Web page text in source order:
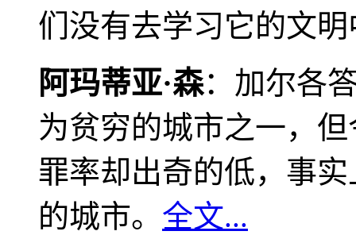
们没有去学习它的文
阿玛蒂亚·森：加尔各
为贫穷的城市之一，
罪率却出奇的低，事
的城市。 全文...